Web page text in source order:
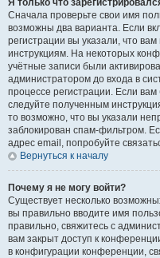
Я только что
Сначала проверьте свои имя
возможны два варианта. Если
регистрации вы указали, что
инструкциям. На некоторых
учётные записи были
администратором до входа в
процессе регистрации. Если
следуйте полученным
то возможно, что вы указали
заблокирован спам-фильтром.
адрес email, попробуйте
Вернуться к началу
Почему я не могу войти?
Существует несколько
вы правильно вводите имя
правильно, свяжитесь с
вам закрыт доступ к
в конфигурации конференции,